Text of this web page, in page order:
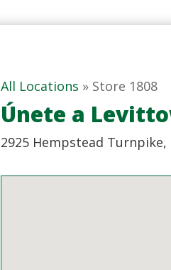
All Locations » Store 1808
Únete a
2925 Hempstead